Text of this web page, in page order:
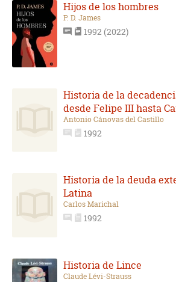
Hijos de los hombres
P. D. James
1992 (2022)
Historia de la
desde Felipe III hasta
Antonio Cánovas del Castillo
1992
Historia de la deuda
Latina
Carlos Marichal
1992
Historia de Lince
Claude Lévi-Strauss